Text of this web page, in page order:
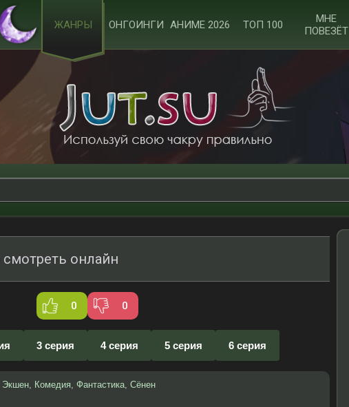
ЖАНРЫ ОНГОИНГИ АНИМЕ 2026 ТОП 100
МНЕ
ПОВЕЗЁТ
онлайн
0 0
3 серия 4 серия 5 серия 6 серия
Экшен, Комедия, Фантастика, Сёнен